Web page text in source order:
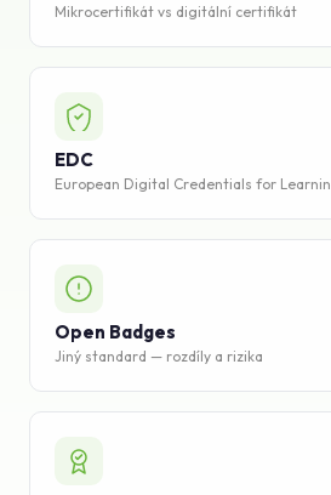
Mikrocertifikát vs digitální certifikát
EDC
European Digital Credentials for
Open Badges
Jiný standard — rozdíly a rizika